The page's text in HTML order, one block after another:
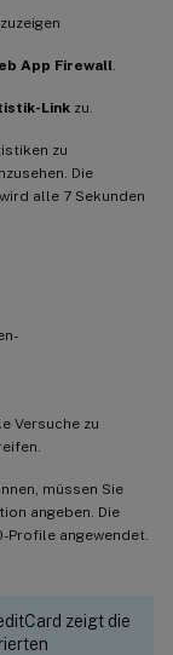
App Firewall
Link zu.
zu
Die
alle 7 Sekunden
Versuche zu
müssen Sie
angeben. Die
Profile angewendet.
zeigt die